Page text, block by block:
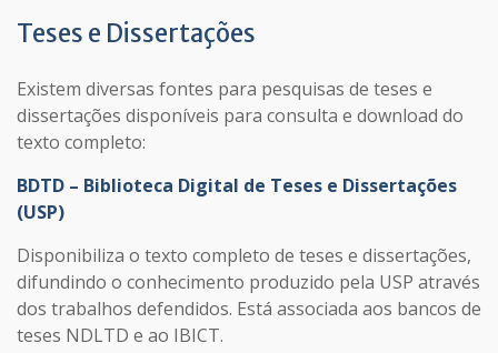
Teses e Dissertações
Existem diversas fontes para pesquisas de teses e
dissertações disponíveis para consulta e download do
texto completo:
BDTD – Biblioteca Digital de Teses e Dissertações
(USP)
Disponibiliza o texto completo de teses e dissertações,
difundindo o conhecimento produzido pela USP através
dos trabalhos defendidos. Está associada aos bancos de
teses NDLTD e ao IBICT.